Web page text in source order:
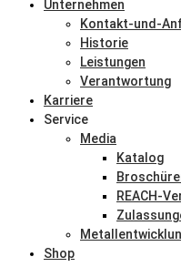
Unternehmen
Kontakt-und-
Historie
Leistungen
Verantwortung
Karriere
Service
Media
Katalog
REACH-
Shop